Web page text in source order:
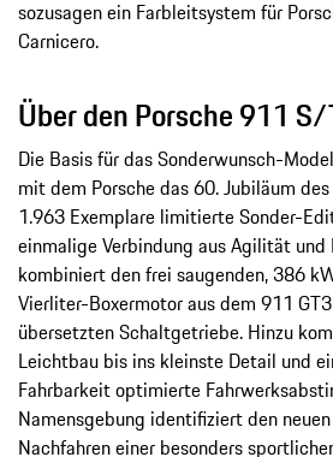
sozusagen ein Farbleitsystem für
Carnicero.
Über den Porsche 911
Die Basis für das Sonderwunsch-
mit dem Porsche das 60. Jubiläum
1.963 Exemplare limitierte Sonder-
einmalige Verbindung aus Agilität und
kombiniert den frei saugenden, 386
Vierliter-Boxermotor aus dem 911
übersetzten Schaltgetriebe. Hinzu
Leichtbau bis ins kleinste Detail und
Fahrbarkeit optimierte
Namensgebung identifiziert den
Nachfahren einer besonders